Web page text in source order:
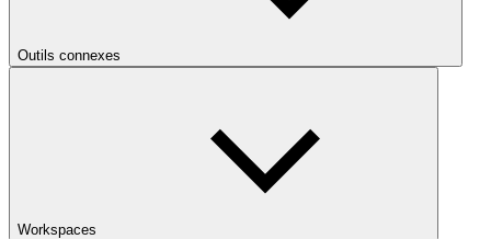
Outils connexes
Workspaces